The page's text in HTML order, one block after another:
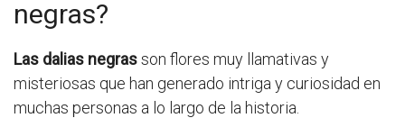
negras?
Las dalias negrasson flores muy llamativas y
misteriosas que han generado intriga y curiosidad en
muchas personas a lo largo de la historia.